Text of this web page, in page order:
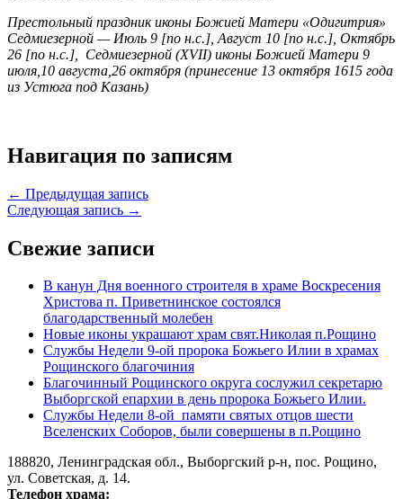
Престольный праздник иконы Божией Матери «Одигитрия»
Седмиезерной — Июль 9 [по н.с.], Август 10 [по н.с.], Октябрь
26 [по н.с.], Седмиезерной (XVII) иконы Божией Матери 9
июля,10 августа,26 октября (принесение 13 октября 1615 года
из Устюга под Казань)
Навигация по записям
← Предыдущая запись
Следующая запись →
Свежие записи
В канун Дня военного строителя в храме Воскресения
Христова п. Приветнинское состоялся
благодарственный молебен
Новые иконы украшают храм свят.Николая п.Рощино
Службы Недели 9-ой пророка Божьего Илии в храмах
Рощинского благочиния
Благочинный Рощинского округа сослужил секретарю
Выборгской епархии в день пророка Божьего Илии.
Службы Недели 8-ой памяти святых отцов шести
Вселенских Соборов, были совершены в п.Рощино
188820, Ленинградская обл., Выборгский р-н, пос. Рощино,
ул. Советская, д. 14.
Телефон храма: